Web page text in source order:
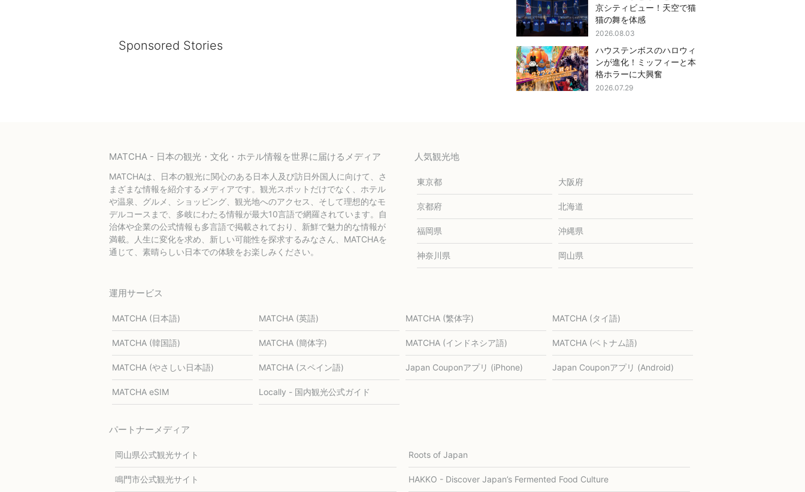
Sponsored Stories
京シティビュー！天空で猫
猫の舞を体感
2026.08.03
ハウステンボスのハロウィ
ンが進化！ミッフィーと本
格ホラーに大興奮
2026.07.29
MATCHA - 日本の観光・文化・ホテル情報を世界に届けるメディア
MATCHAは、日本の観光に関心のある日本人及び訪日外国人に向けて、さ
まざまな情報を紹介するメディアです。観光スポットだけでなく、ホテル
や温泉、グルメ、ショッピング、観光地へのアクセス、そして理想的なモ
デルコースまで、多岐にわたる情報が最大10言語で網羅されています。自
治体や企業の公式情報も多言語で掲載されており、新鮮で魅力的な情報が
満載。人生に変化を求め、新しい可能性を探求するみなさん、MATCHAを
通じて、素晴らしい日本での体験をお楽しみください。
人気観光地
東京都 大阪府
京都府 北海道
福岡県 沖縄県
神奈川県 岡山県
運用サービス
MATCHA (日本語) MATCHA (英語) MATCHA (繁体字) MATCHA (タイ語)
MATCHA (韓国語) MATCHA (簡体字) MATCHA (インドネシア語) MATCHA (ベトナム語)
MATCHA (やさしい日本語) MATCHA (スペイン語) Japan Couponアプリ (iPhone) Japan Couponアプリ (Android)
MATCHA eSIM Locally - 国内観光公式ガイド
パートナーメディア
岡山県公式観光サイト Roots of Japan
鳴門市公式観光サイト HAKKO - Discover Japan’s Fermented Food Culture